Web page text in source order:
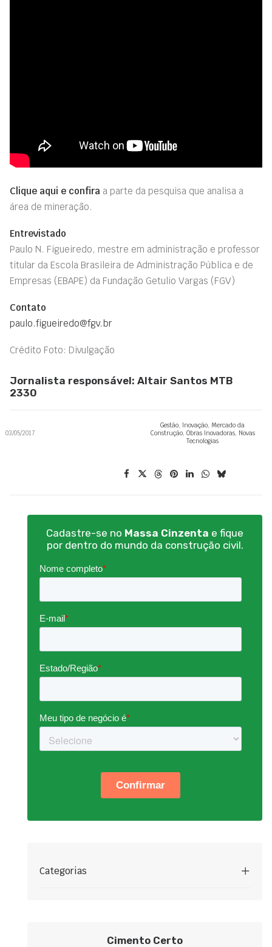
Clique aqui e confira a parte da pesquisa que analisa a
área de mineração.
Entrevistado
Paulo N. Figueiredo, mestre em administração e professor
titular da Escola Brasileira de Administração Pública e de
Empresas (EBAPE) da Fundação Getulio Vargas (FGV)
Contato
paulo.figueiredo@fgv.br
Crédito Foto: Divulgação
Jornalista responsável: Altair Santos MTB
2330
03/05/2017
Gestão, Inovação, Mercado da
Construção, Obras Inovadoras, Novas
Tecnologias
Cadastre-se no Massa Cinzenta e fique
por dentro do mundo da construção civil.
Categorias
Cimento Certo